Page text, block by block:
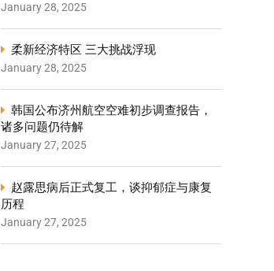
January 28, 2025
柔新经济特区 三大挑战浮现
January 28, 2025
韩国公布济州航空空难初步调查报告，
诸多问题仍待解
January 27, 2025
赵露思病后正式复工，谈抑郁症与康复
历程
January 27, 2025